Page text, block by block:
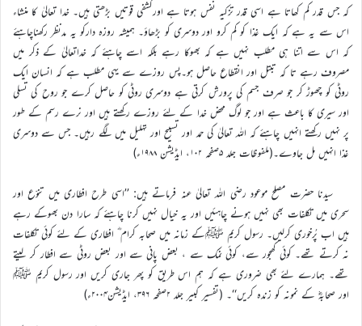
کہ جس قدر کم کھاتا ہے اسی قدر تزکیہ نفس ہوتا ہے اورکشفی قوتیں بڑھتی ہیں۔ خدا تعالیٰ کا منشاء
اس سے یہ ہے کہ ایک غذا کو کم کرو اور دوسری کو بڑھاؤ۔ ہمیشہ روزہ دارکو یہ مدنظر رکھناچاہئے
کہ اس سے اتنا ہی مطلب نہیں ہے کہ بھوکا رہے بلکہ اسے چاہئے کہ خداتعالیٰ کے ذکر میں
مصروف رہے تا کہ تبتل اور انقطاع حاصل ہو۔پس روزے سے یہی مطلب ہے کہ انسان ایک
روٹی کو چھوڑ کر جو صرف جسم کی پرورش کرتی ہے دوسری روٹی کو حاصل کرے جو روح کی تسلی
اور سیری کا باعث ہے اور جو لوگ محض خدا کے لئے روزے رکھتے ہیں اور نرے رسم کے طور
پر نہیں رکھتے انہیں چاہئے کہ اللہ تعالیٰ کی حمد اور تسبیح اور تہلیل میں لگے رہیں۔ جس سے دوسری
غذا انہیں مل جاوے۔(ملفوظات جلد ۵صفحہ ۱۰۲، ایڈیشن ۱۹۸۸ء)
سیدنا حضرت مصلح موعود رضی اللہ تعالیٰ عنہ فرماتے ہیں: ’’اسی طرح افطاری میں تنوّع اور
سحری میں تکلفات بھی نہیں ہونے چاہئیں اور یہ خیال نہیں کرنا چاہئے کہ سارا دن بھوکے رہے
ہیں اب پُرخوری کرلیں۔ رسول کریم ﷺکے زمانہ میں صحابہ کرام ؓ افطاری کے لئے کوئی تکلفات
نہ کرتے تھے۔ کوئی کھجور سے، کوئی نمک سے ، بعض پانی سے اور بعض روٹی سے افطار کر لیتے
تھے۔ ہمارے لئے بھی ضروری ہے کہ ہم اس طریق کو پھر جاری کریں اور رسول کریم ﷺ
اور صحابہؓ کے نمونہ کو زندہ کریں‘‘۔ (تفسیر کبیر جلد ۲صفحہ ۳۹۶، ایڈیشن۲۰۰۴ء)